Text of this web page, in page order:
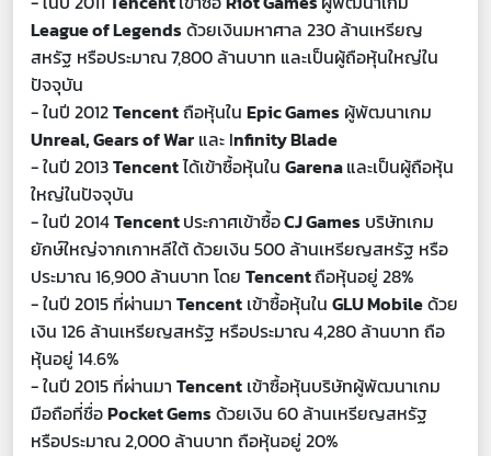
League of Legendsด้วยเงินมหาศาล 230 ล้านเหรียญ
สหรัฐ หรือประมาณ 7,800 ล้านบาท และเป็นผู้ถือหุ้นใหญ่ใน
ปัจจุบัน
- ในปี 2012Tencentถือหุ้นใน Epic Games ผู้พัฒนาเกม
Unreal, Gears of War และ Infinity Blade
- ในปี 2013Tencentได้เข้าซื้อหุ้นใน Garenaและเป็นผู้ถือหุ้น
ใหญ่ในปัจจุบัน
- ในปี 2014Tencentประกาศเข้าซื้อCJ Games บริษัทเกม
ยักษ์ใหญ่จากเกาหลีใต้ ด้วยเงิน 500 ล้านเหรียญสหรัฐ หรือ
ประมาณ 16,900 ล้านบาท โดย Tencentถือหุ้นอยู่ 28%
- ในปี 2015 ที่ผ่านมา Tencent เข้าซื้อหุ้นใน GLU Mobileด้วย
เงิน 126 ล้านเหรียญสหรัฐ หรือประมาณ 4,280 ล้านบาท ถือ
หุ้นอยู่ 14.6%
- ในปี 2015 ที่ผ่านมา Tencent เข้าซื้อหุ้นบริษัทผู้พัฒนาเกม
มือถือที่ชื่อPocket Gemsด้วยเงิน 60 ล้านเหรียญสหรัฐ
หรือประมาณ 2,000 ล้านบาท ถือหุ้นอยู่ 20%